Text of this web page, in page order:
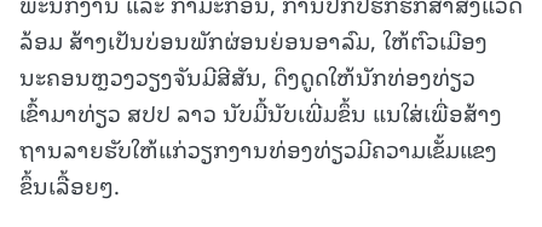
ລ້ອມ ສ້າງເປັນບ່ອນພັກຜ່ອນຍ່ອນອາລົມ, ໃຫ້ຕົວເມືອງ
ນະຄອນຫຼວງວຽງຈັນມີສີສັນ, ດຶງດູດໃຫ້ນັກທ່ອງທ່ຽວ
ເຂົ້າມາທ່ຽວ ສປປ ລາວ ນັບມື້ນັບເພີ່ມຂຶ້ນ ແນໃສ່ເພື່ອສ້າງ
ຖານລາຍຮັບໃຫ້ແກ່ວຽກງານທ່ອງທ່ຽວມີຄວາມເຂັ້ມແຂງ
ຂຶ້ນເລື້ອຍໆ.